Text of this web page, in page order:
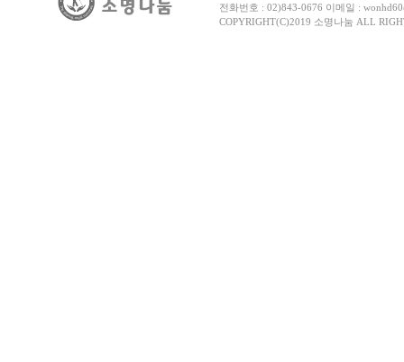
전화번호 : 02)843-0676 이메일 :
COPYRIGHT(C)2019 소명나눔 ALL